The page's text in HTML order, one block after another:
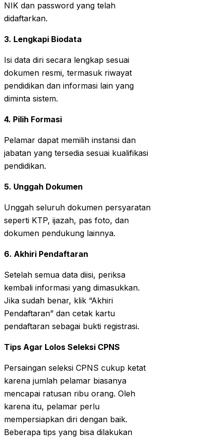
NIK dan password yang telah
didaftarkan.
3. Lengkapi Biodata
Isi data diri secara lengkap sesuai
dokumen resmi, termasuk riwayat
pendidikan dan informasi lain yang
diminta sistem.
4. Pilih Formasi
Pelamar dapat memilih instansi dan
jabatan yang tersedia sesuai kualifikasi
pendidikan.
5. Unggah Dokumen
Unggah seluruh dokumen persyaratan
seperti KTP, ijazah, pas foto, dan
dokumen pendukung lainnya.
6. Akhiri Pendaftaran
Setelah semua data diisi, periksa
kembali informasi yang dimasukkan.
Jika sudah benar, klik “Akhiri
Pendaftaran” dan cetak kartu
pendaftaran sebagai bukti registrasi.
Tips Agar Lolos Seleksi CPNS
Persaingan seleksi CPNS cukup ketat
karena jumlah pelamar biasanya
mencapai ratusan ribu orang. Oleh
karena itu, pelamar perlu
mempersiapkan diri dengan baik.
Beberapa tips yang bisa dilakukan